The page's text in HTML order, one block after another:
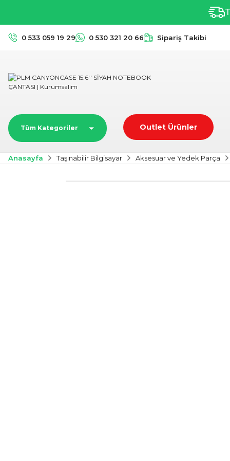
0 533 059 19 29 0 530 321 20 66 Sipariş Takibi
Tüm Kategoriler Outlet Ürünler
Anasayfa Taşınabilir Bilgisayar Aksesuar ve Yedek Parça